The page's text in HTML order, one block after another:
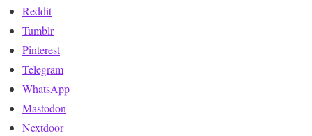
Reddit
Tumblr
Pinterest
Telegram
WhatsApp
Mastodon
Nextdoor